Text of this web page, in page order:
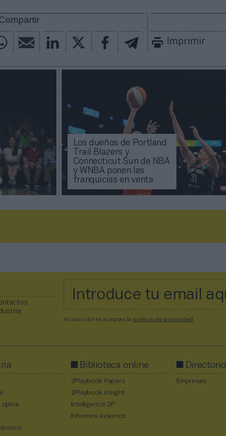
Imprimir
Los dueños de Portland
Trail Blazers y
Connecticut Sun de NBA
y WNBA ponen las
franquicias en venta
Al suscribirte aceptas la política de privacidad
opina
Biblioteca online
2Playbook Papers
2Playbook Insight
Intelligence 2P
Informes externos
Directorio
Empresas